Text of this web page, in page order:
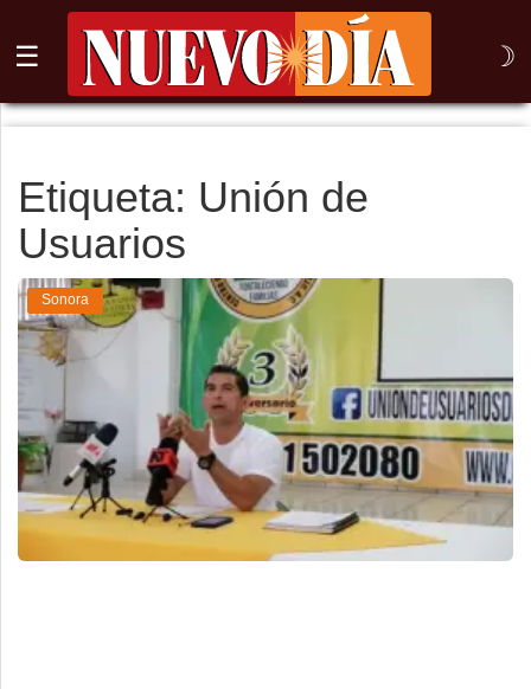
☰ ☽
⌕
Inicio
Nogales
Columna
Sonora
Arizona
Internacional
Deportes
Etiqueta: Unión de
Usuarios
Sonora